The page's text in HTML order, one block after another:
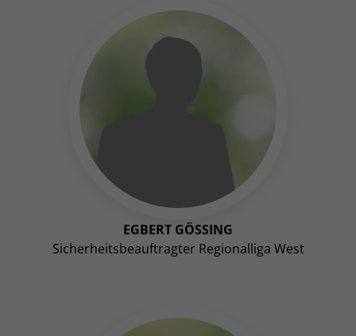
EGBERT GÖSSING
Sicherheitsbeauftragter Regionalliga West